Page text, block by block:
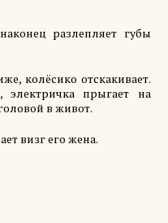
разлепляет губы
колёсико отскакивает.
электричка прыгает на
в живот.
визг его жена.